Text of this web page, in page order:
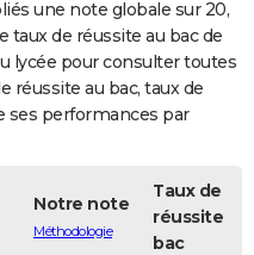
une note globale sur 20,
taux de réussite au bac de
lycée pour consulter toutes
réussite au bac, taux de
ses performances par
Notre note
Méthodologie
Taux de
réussite
bac